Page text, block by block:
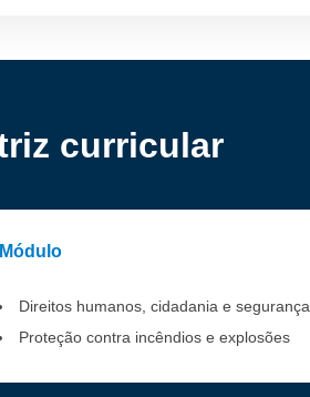
curricular
Módulo
Direitos humanos, cidadania e segurança
Proteção contra incêndios e explosões